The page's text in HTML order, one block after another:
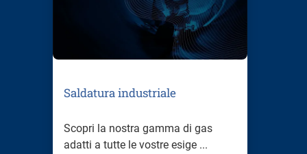
Saldatura industriale
Scopri la nostra gamma di gas
adatti a tutte le vostre esige ...